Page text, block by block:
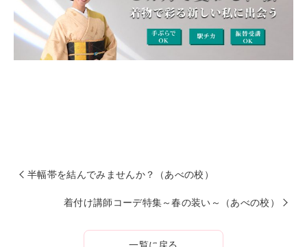
半幅帯を結んでみませんか？（あべの校）
着付け講師コーデ特集～春の装い～（あべの校）